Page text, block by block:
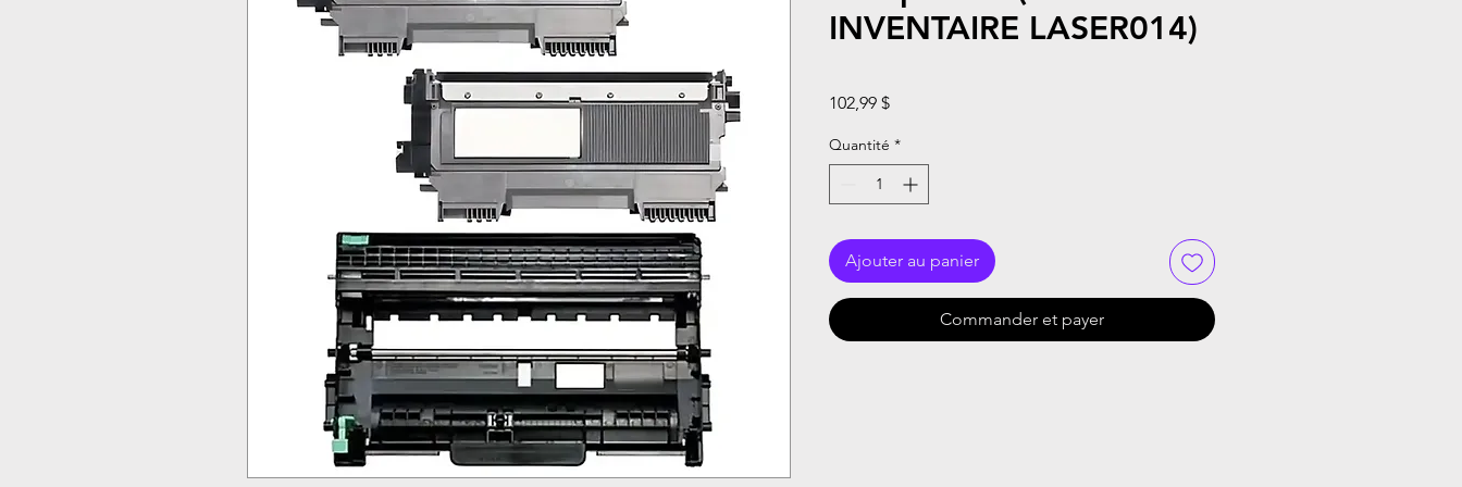
INVENTAIRE LASER014)
102,99 $Prix
Quantité *
Ajouter au panier
Commander et payer